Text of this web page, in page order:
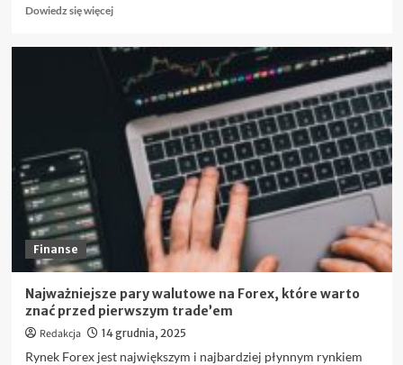
Dowiedz się więcejDowiedz
Jakie
wskaźniki
giełdowe
warto
znać
przed
zakupem
akcji?
Finanse
Najważniejsze pary walutowe na Forex, które warto
znać przed pierwszym trade’em
Redakcja 14 grudnia, 2025
Rynek Forex jest największym i najbardziej płynnym rynkiem